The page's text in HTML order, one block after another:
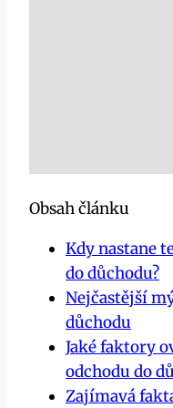
Obsah článku
Kdy nastane
do důchodu?
Nejčastější
důchodu
Jaké faktory
odchodu do
Zajímavá